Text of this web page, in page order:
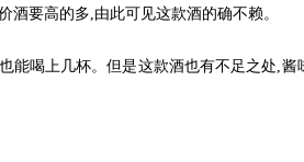
要高的多,由此可见这款酒的确不赖。
喝上几杯。但是这款酒也有不足之处,酱